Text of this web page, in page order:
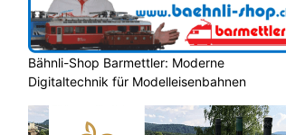
Bähnli-Shop Barmettler: Moderne
Digitaltechnik für Modelleisenbahnen